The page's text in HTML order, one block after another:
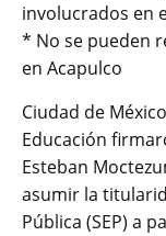
involucrados en
* No se pueden
en Acapulco
Ciudad de
Educación
Esteban
asumir la
Pública (SEP) a